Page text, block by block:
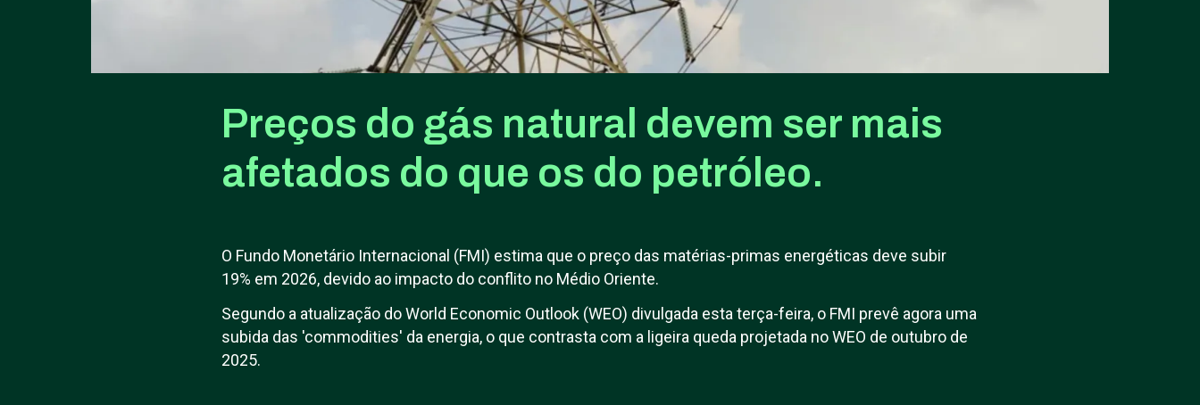
Preços do gás natural devem ser mais
afetados do que os do petróleo.
O Fundo Monetário Internacional (FMI) estima que o preço das matérias-primas energéticas deve subir
19% em 2026, devido ao impacto do conflito no Médio Oriente.
Segundo a atualização do World Economic Outlook (WEO) divulgada esta terça-feira, o FMI prevê agora uma
subida das 'commodities' da energia, o que contrasta com a ligeira queda projetada no WEO de outubro de
2025.